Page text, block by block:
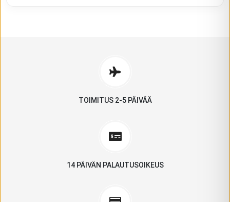
TOIMITUS 2-5 PÄIVÄÄ
14 PÄIVÄN PALAUTUSOIKEUS